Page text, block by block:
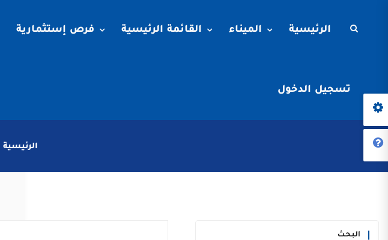
الرئيسية الميناء القائمة الرئيسية فرص إستثمارية
تسجيل الدخول
الرئيسية
البحث